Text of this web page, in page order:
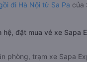
đi Hà Nội từ Sa Pa của
hệ, đặt mua vé xe Sapa
phòng, trạm xe Sapa